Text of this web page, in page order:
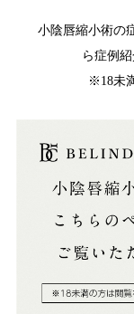
小陰唇縮小術の
ら症例
※18未